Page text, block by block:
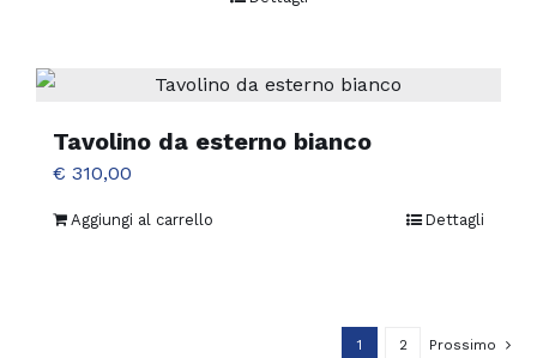
Tavolino da esterno bianco
€ 310,00
Aggiungi al carrello Dettagli
1 2 Prossimo